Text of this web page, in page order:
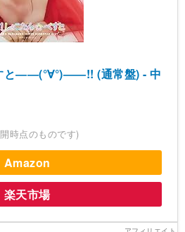
と――(°∀°)――!! (通常盤) - 中
時点のものです)
Amazon
楽天市場